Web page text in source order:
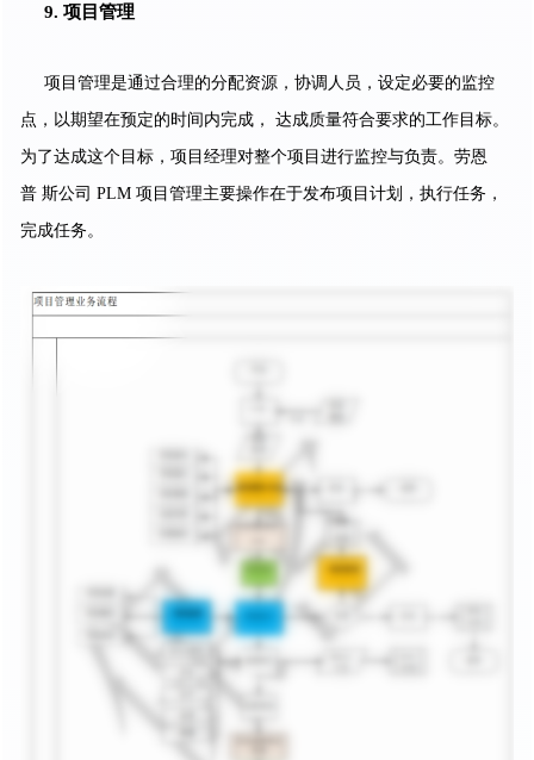
9. 项目管理
项目管理是通过合理的分配资源，协调人员，设定必要的监控
点，以期望在预定的时间内完成， 达成质量符合要求的工作目标。
为了达成这个目标，项目经理对整个项目进行监控与负责。劳恩
普 斯公司 PLM 项目管理主要操作在于发布项目计划，执行任务，
完成任务。